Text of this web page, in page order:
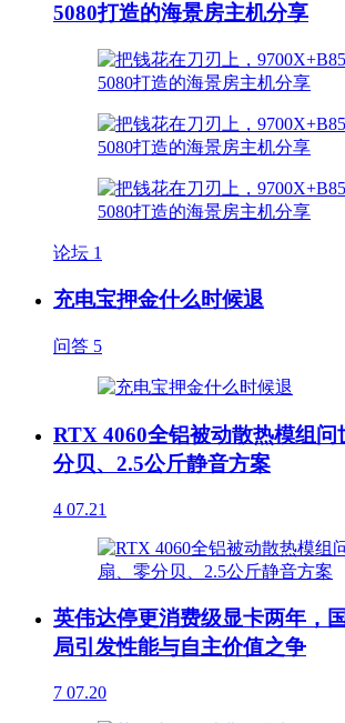
5080打造的海景房主机分享
论坛 1
充电宝押金什么时候退
问答 5
RTX 4060全铝被动散热模组问
分贝、2.5公斤静音方案
4 07.21
英伟达停更消费级显卡两年，
局引发性能与自主价值之争
7 07.20